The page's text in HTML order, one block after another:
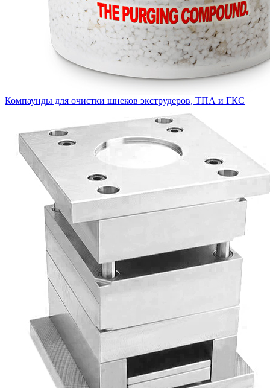
Компаунды для очистки шнеков экструдеров, ТПА и ГКС